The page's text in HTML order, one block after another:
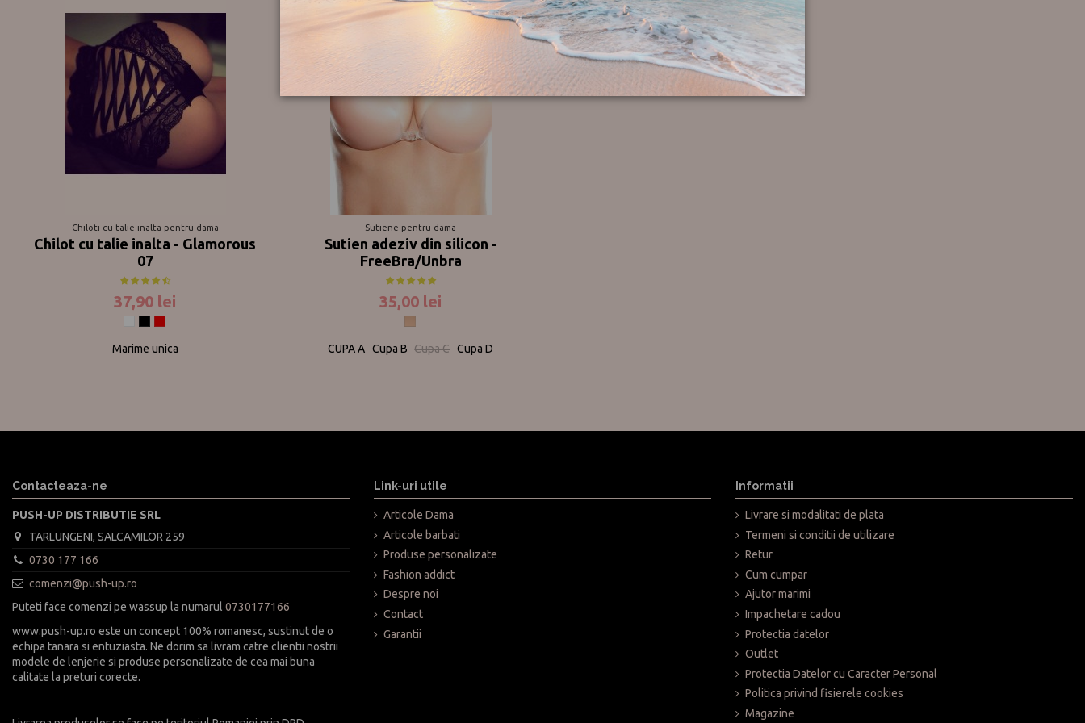
7-14 zile lucratoare pentru produsele personalizabile sau care nu se gasesc pe stoc momentan.
Produsele se pot schimba gratuit in termen de 14 zile de la primirea acestora , totusi valoarea
transportului este nerambursabila.
Ceea ce ai comandat nu este ceea ce ti-ai dorit?
Nu este nici o problema, puteti returna produsul in termen de 14 zile fara nici un motiv intemeiat.
Pentru retur super simplu trimiteti un sms la 0730177166 cu mesajul " Doresc sa fac retur" si numele
gratuit pentru comenzile in valoare mai mare de 199 lei.
Puteti cumpara produsele noastre vizitand magazinul de prezentare din Brasov, Galeriile Orizont 3000
Mag A95/96 sau din magazinul online www.Push-up.ro
Pentru colaborari cu ridicata va rugam trimiteti email la distributie@push-up.ro
Va invitam sa va faceti cumparaturile de la profesionisti cu experienta si conduita exemplara.
Chiloti cu talie inalta pentru dama
Chilot cu talie inalta - Glamorous
07
37,90 lei
AlbNegruRosu
Marime unica
Sutiene pentru dama
Sutien adeziv din silicon -
FreeBra/Unbra
35,00 lei
Nude
CUPA A Cupa B Cupa C Cupa D
Contacteaza-ne
PUSH-UP DISTRIBUTIE SRL
TARLUNGENI, SALCAMILOR 259
0730 177 166
comenzi@push-up.ro
Puteti face comenzi pe wassup la numarul 0730177166
www.push-up.ro este un concept 100% romanesc, sustinut de o
echipa tanara si entuziasta. Ne dorim sa livram catre clientii nostrii
modele de lenjerie si produse personalizate de cea mai buna
calitate la preturi corecte.
Link-uri utile
Articole Dama
Articole barbati
Produse personalizate
Fashion addict
Despre noi
Contact
Garantii
Informatii
Livrare si modalitati de plata
Termeni si conditii de utilizare
Retur
Cum cumpar
Ajutor marimi
Impachetare cadou
Protectia datelor
Outlet
Protectia Datelor cu Caracter Personal
Politica privind fisierele cookies
Magazine